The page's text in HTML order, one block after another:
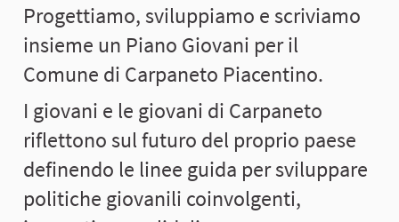
Progettiamo, sviluppiamo e scriviamo
insieme un Piano Giovani per il
Comune di Carpaneto Piacentino.
I giovani e le giovani di Carpaneto
riflettono sul futuro del proprio paese
definendo le linee guida per sviluppare
politiche giovanili coinvolgenti,